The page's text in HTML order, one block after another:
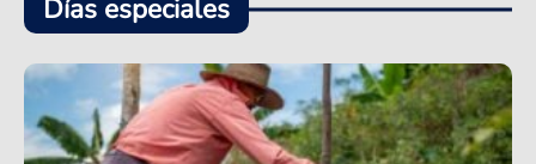
Días especiales